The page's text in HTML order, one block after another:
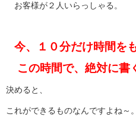
お客様が２人いらっしゃる。
今、１０分だけ時間を
この時間で、絶対に書
決めると、
これができるものなんですよね～。